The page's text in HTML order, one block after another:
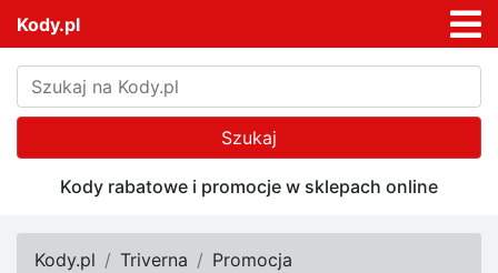
Kody.pl
Szukaj
Kody rabatowe i promocje w sklepach online
Kody.pl Triverna Promocja